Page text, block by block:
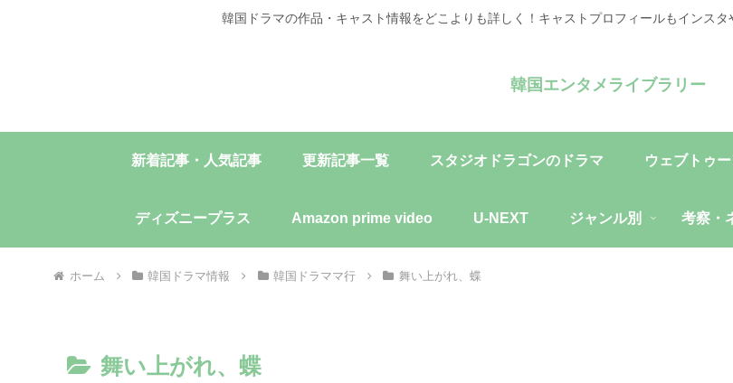
韓国ドラマの作品・キャスト情報をどこよりも詳しく！キャストプロフィールもインスタ
韓国エンタメライブラリー
新着記事・人気記事 更新記事一覧 スタジオドラゴンのドラマ ウェブトゥ
ディズニープラス Amazon prime video U-NEXT ジャンル別 考察・
ホーム 韓国ドラマ情報 韓国ドラママ行 舞い上がれ、蝶
舞い上がれ、蝶